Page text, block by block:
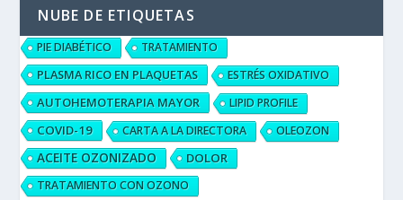
NUBE DE ETIQUETAS
PIE DIABÉTICO TRATAMIENTO
PLASMA RICO EN PLAQUETAS ESTRÉS OXIDATIVO
AUTOHEMOTERAPIA MAYOR LIPID PROFILE
COVID-19 CARTA A LA DIRECTORA OLEOZON
ACEITE OZONIZADO DOLOR
TRATAMIENTO CON OZONO